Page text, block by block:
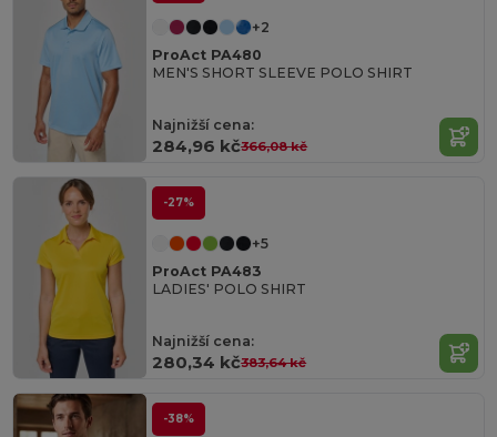
+2
ProAct PA480
MEN'S SHORT SLEEVE POLO SHIRT
Najnižší cena:
284,96 kč366,08 kč
-27%
+5
ProAct PA483
LADIES' POLO SHIRT
Najnižší cena:
280,34 kč383,64 kč
-38%